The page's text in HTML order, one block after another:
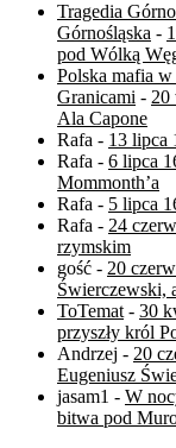
Tragedia
Górnośląska -
pod Wólką
Polska mafia
Granicami - 20
Ala Capone
Rafa - 13 lipca
Rafa - 6 lipca
Mommonth’a
Rafa - 5 lipca
Rafa - 24
rzymskim
gość - 20
Świerczewski,
ToTemat - 30
przyszły król
Andrzej - 20
Eugeniusz
jasam1 - W
bitwa pod